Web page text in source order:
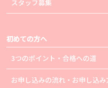
スタッフ募集
初めての方へ
3つのポイント・合格への道
お申し込みの流れ・お申し込